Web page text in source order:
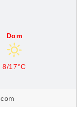
Dom
8/17°C